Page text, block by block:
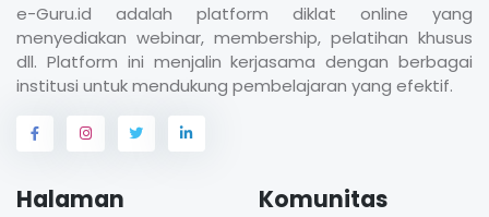
e-Guru.id adalah platform diklat online yang
menyediakan webinar, membership, pelatihan khusus
dll. Platform ini menjalin kerjasama dengan berbagai
institusi untuk mendukung pembelajaran yang efektif.
Halaman Komunitas